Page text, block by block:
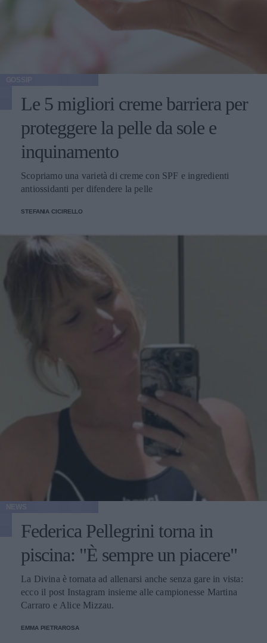
Le 5 migliori creme barriera per
proteggere la pelle da sole e
inquinamento
Scopriamo una varietà di creme con SPF e ingredienti
antiossidanti per difendere la pelle
STEFANIA CICIRELLO
Federica Pellegrini torna in
piscina: "È sempre un piacere"
La Divina è tornata ad allenarsi anche senza gare in vista:
ecco il post Instagram insieme alle campionesse Martina
Carraro e Alice Mizzau.
EMMA PIETRAROSA